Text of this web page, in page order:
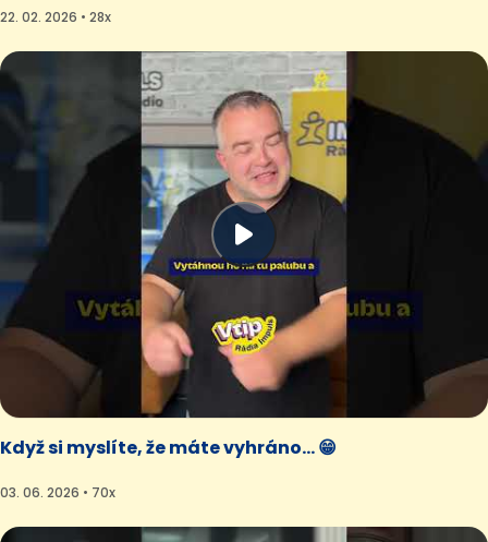
22. 02. 2026 • 28x
Když si myslíte, že máte vyhráno... 😁
03. 06. 2026 • 70x